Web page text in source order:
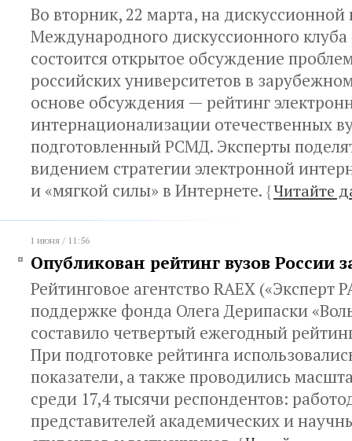
Во вторник, 22 марта, на
Международного дискуссионного клуба
состоится открытое обсуждение
российских университетов в
основе обсуждения — рейтинг
интернационализации отечественных
подготовленный РСМД. Эксперты
видением стратегии электронной
и «мягкой силы» в Интернете. {Читайте
1 июня / 11:56
Опубликован рейтинг вузов России
Рейтинговое агентство RAEX («Эксперт
поддержке фонда Олега Дерипаски
составило четвертый ежегодный
При подготовке рейтинга
показатели, а также проводились
среди 17,4 тысячи респондентов:
представителей академических и